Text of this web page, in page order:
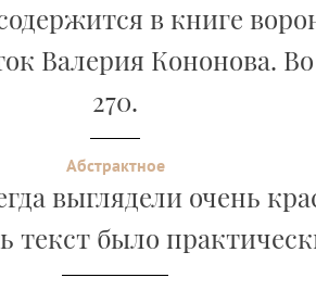
в книге
Валерия Кононова.
270.
Абстрактное
выглядели очень
текст было